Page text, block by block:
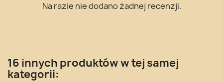
Na razie nie dodano żadnej recenzji.
16 innych produktów w tej samej
kategorii: